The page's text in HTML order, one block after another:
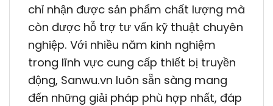
chỉ nhận được sản phẩm chất lượng mà
còn được hỗ trợ tư vấn kỹ thuật chuyên
nghiệp. Với nhiều năm kinh nghiệm
trong lĩnh vực cung cấp thiết bị truyền
động, Sanwu.vn luôn sẵn sàng mang
đến những giải pháp phù hợp nhất, đáp